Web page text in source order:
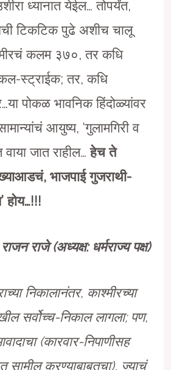
ध्यानात येईल… तोपर्यंत,
टिकटिक पुढे अशीच चालू
कलम ३७०, तर कधि
स्ट्राईक; तर, कधि
पोकळ भावनिक हिंदोळ्यांवर
आयुष्य, ‘गुलामगिरी व
वाया जात राहील…हेच ते
भाजपाई गुजराथी-
होय…!!!
राजे (अध्यक्ष: धर्मराज्य पक्ष)
निकालानंतर, काश्मीरच्या
सर्वोच्च-निकाल लागला; पण,
(कारवार-निपाणीसह
सामील करण्याबाबतचा), ज्याचं